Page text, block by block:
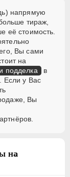
напрямую
тираж,
её стоимость.
Вы сами
на
подделка в
Если у Вас
Вы
на